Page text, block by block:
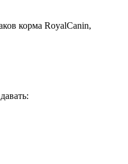
корма RoyalCanin,